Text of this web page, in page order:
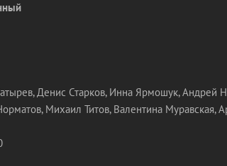
Денис Старков, Инна Ярмошук, Андрей
Михаил Титов, Валентина Муравская,